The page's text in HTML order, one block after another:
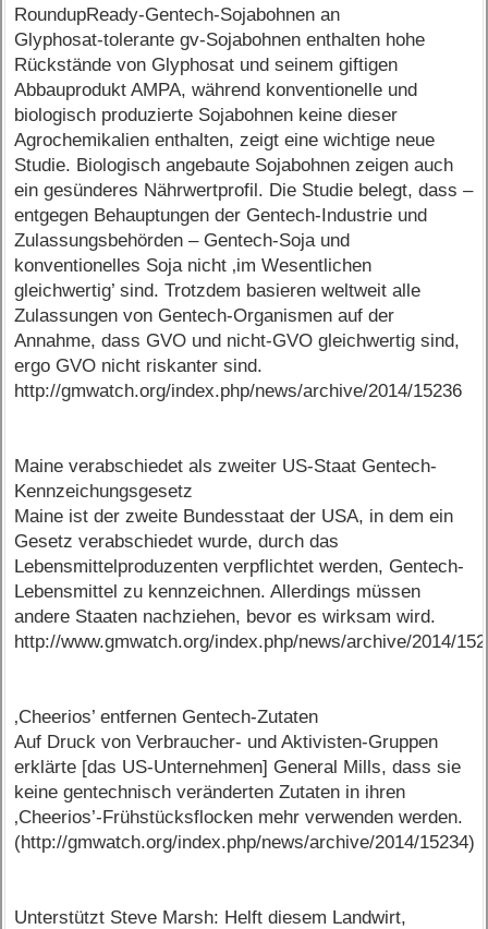
RoundupReady-Gentech-Sojabohnen an
Glyphosat-tolerante gv-Sojabohnen enthalten hohe
Rückstände von Glyphosat und seinem giftigen
Abbauprodukt AMPA, während konventionelle und
biologisch produzierte Sojabohnen keine dieser
Agrochemikalien enthalten, zeigt eine wichtige neue
Studie. Biologisch angebaute Sojabohnen zeigen auch
ein gesünderes Nährwertprofil. Die Studie belegt, dass –
entgegen Behauptungen der Gentech-Industrie und
Zulassungsbehörden – Gentech-Soja und
konventionelles Soja nicht ‚im Wesentlichen
gleichwertig’ sind. Trotzdem basieren weltweit alle
Zulassungen von Gentech-Organismen auf der
Annahme, dass GVO und nicht-GVO gleichwertig sind,
ergo GVO nicht riskanter sind.
http://gmwatch.org/index.php/news/archive/2014/15236
Maine verabschiedet als zweiter US-Staat Gentech-
Kennzeichungsgesetz
Maine ist der zweite Bundesstaat der USA, in dem ein
Gesetz verabschiedet wurde, durch das
Lebensmittelproduzenten verpflichtet werden, Gentech-
Lebensmittel zu kennzeichnen. Allerdings müssen
andere Staaten nachziehen, bevor es wirksam wird.
http://www.gmwatch.org/index.php/news/archive/2014/
‚Cheerios’ entfernen Gentech-Zutaten
Auf Druck von Verbraucher- und Aktivisten-Gruppen
erklärte [das US-Unternehmen] General Mills, dass sie
keine gentechnisch veränderten Zutaten in ihren
‚Cheerios’-Frühstücksflocken mehr verwenden werden.
(http://gmwatch.org/index.php/news/archive/2014/15234)
Unterstützt Steve Marsh: Helft diesem Landwirt,